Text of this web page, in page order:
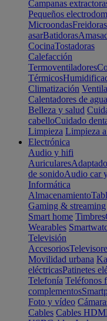
Campanas
Pequeños
MicroondasFreidoras
asarBatidoras
CocinaTostadoras
Calefacción
Termoventiladores
Térmicos
Climatización
Calentadores de agua
Belleza y salud
cabelloCuidado
Limpieza Limpieza
Electrónica
Audio y hifi
Auriculares
de sonidoAudio car
Informática
Almacenamiento
Gaming & streaming
Smart home Timbres
Wearables
Televisión
Accesorios
Movilidad urbana
eléctricasPatinetes
Telefonía Teléfonos
complementos
Foto y vídeo
Cables Cables